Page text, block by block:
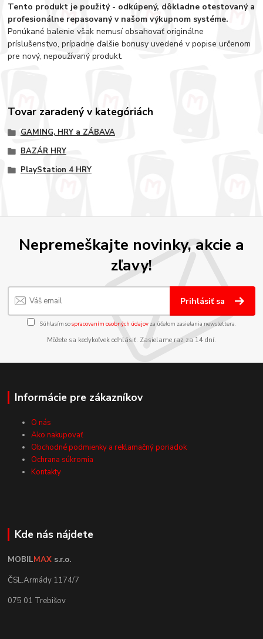
Tento produkt je použitý - odkúpený, dôkladne otestovaný a
profesionálne repasovaný v našom výkupnom systéme.
Ponúkané balenie však nemusí obsahovať originálne
príslušenstvo, prípadne ďalšie bonusy uvedené v popise určenom
pre nový, nepoužívaný produkt.
Tovar zaradený v kategóriách
GAMING, HRY a ZÁBAVA
BAZÁR HRY
PlayStation 4 HRY
Nepremeškajte novinky, akcie a
zľavy!
Prihlásiť sa
Súhlasím sospracovaním osobných údajov za účelom zasielania newslettera.
Môžete sa kedykoľvek odhlásiť. Zasielame raz za 14 dní.
Informácie pre zákazníkov
O nás
Ako nakupovať
Obchodné podmienky a reklamačný poriadok
Ochrana súkromia
Kontakty
Kde nás nájdete
MOBILMAX s.r.o.
ČSL.Armády 1174/7
075 01 Trebišov